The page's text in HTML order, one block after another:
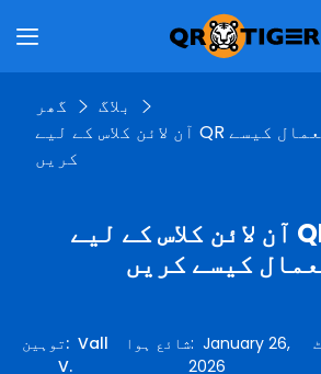
گھر
بلاگ
آن لائن کلاس کے لیے QR کوڈ کا استعمال کیسے
کریں
آن لائن کلاس کے لیے QR کوڈ کا
کیسے کریں
توہین:Vall
V.
شائع ہوا: January 26,
2026